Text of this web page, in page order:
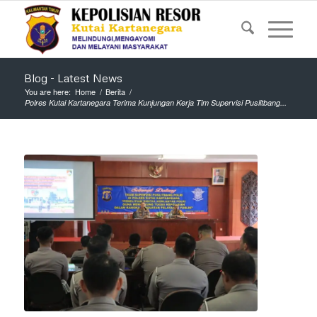
Blog - Latest News
You are here: Home / Berita /
Polres Kutai Kartanegara Terima Kunjungan Kerja Tim Supervisi Puslitbang...